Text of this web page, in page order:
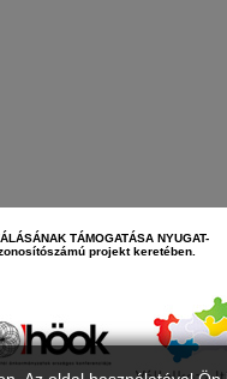
TÁMOGATÁSA NYUGAT-
projekt keretében.